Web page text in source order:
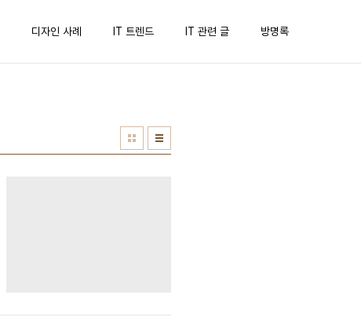
디자인 사례 IT 트렌드 IT 관련 글 방명록